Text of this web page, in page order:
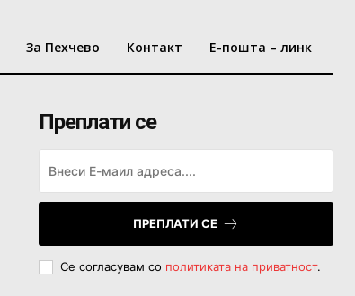
За Пехчево Контакт Е-пошта – линк
Преплати се
ПРЕПЛАТИ СЕ
Се согласувам со политиката на приватност.